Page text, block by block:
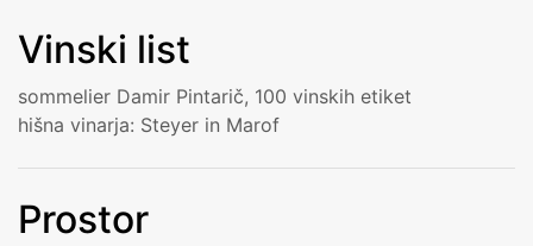
Vinski list
sommelier Damir Pintarič, 100 vinskih etiket
hišna vinarja: Steyer in Marof
Prostor